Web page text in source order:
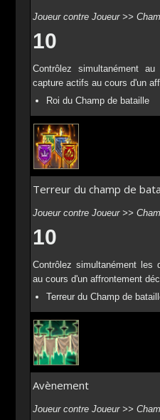
Joueur contre Joueur >>
10
Contrôlez simultanément
capture actifs au cours d'un
Roi du Champ de bataille
Terreur du champ de
Joueur contre Joueur >>
10
Contrôlez simultanément les
au cours d'un affrontement
Terreur du Champ de
Avènement
Joueur contre Joueur >>